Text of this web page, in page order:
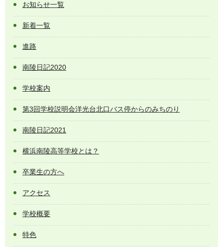
お知らせ一覧
新着一覧
進路
南陵日記2020
学校案内
第3回学校説明会洋光台北口バス停からのみちのり
南陵日記2021
横浜南陵高等学校とは？
卒業生の方へ
アクセス
学校概要
特色